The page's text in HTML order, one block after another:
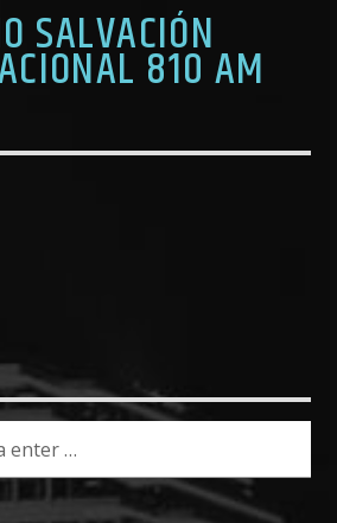
SALVACIÓN
810 AM